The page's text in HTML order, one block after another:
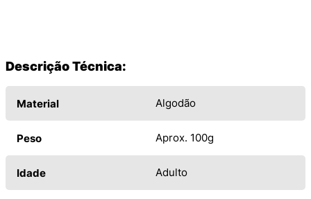
Descrição Técnica:
Material Algodão
Peso Aprox. 100g
Idade Adulto